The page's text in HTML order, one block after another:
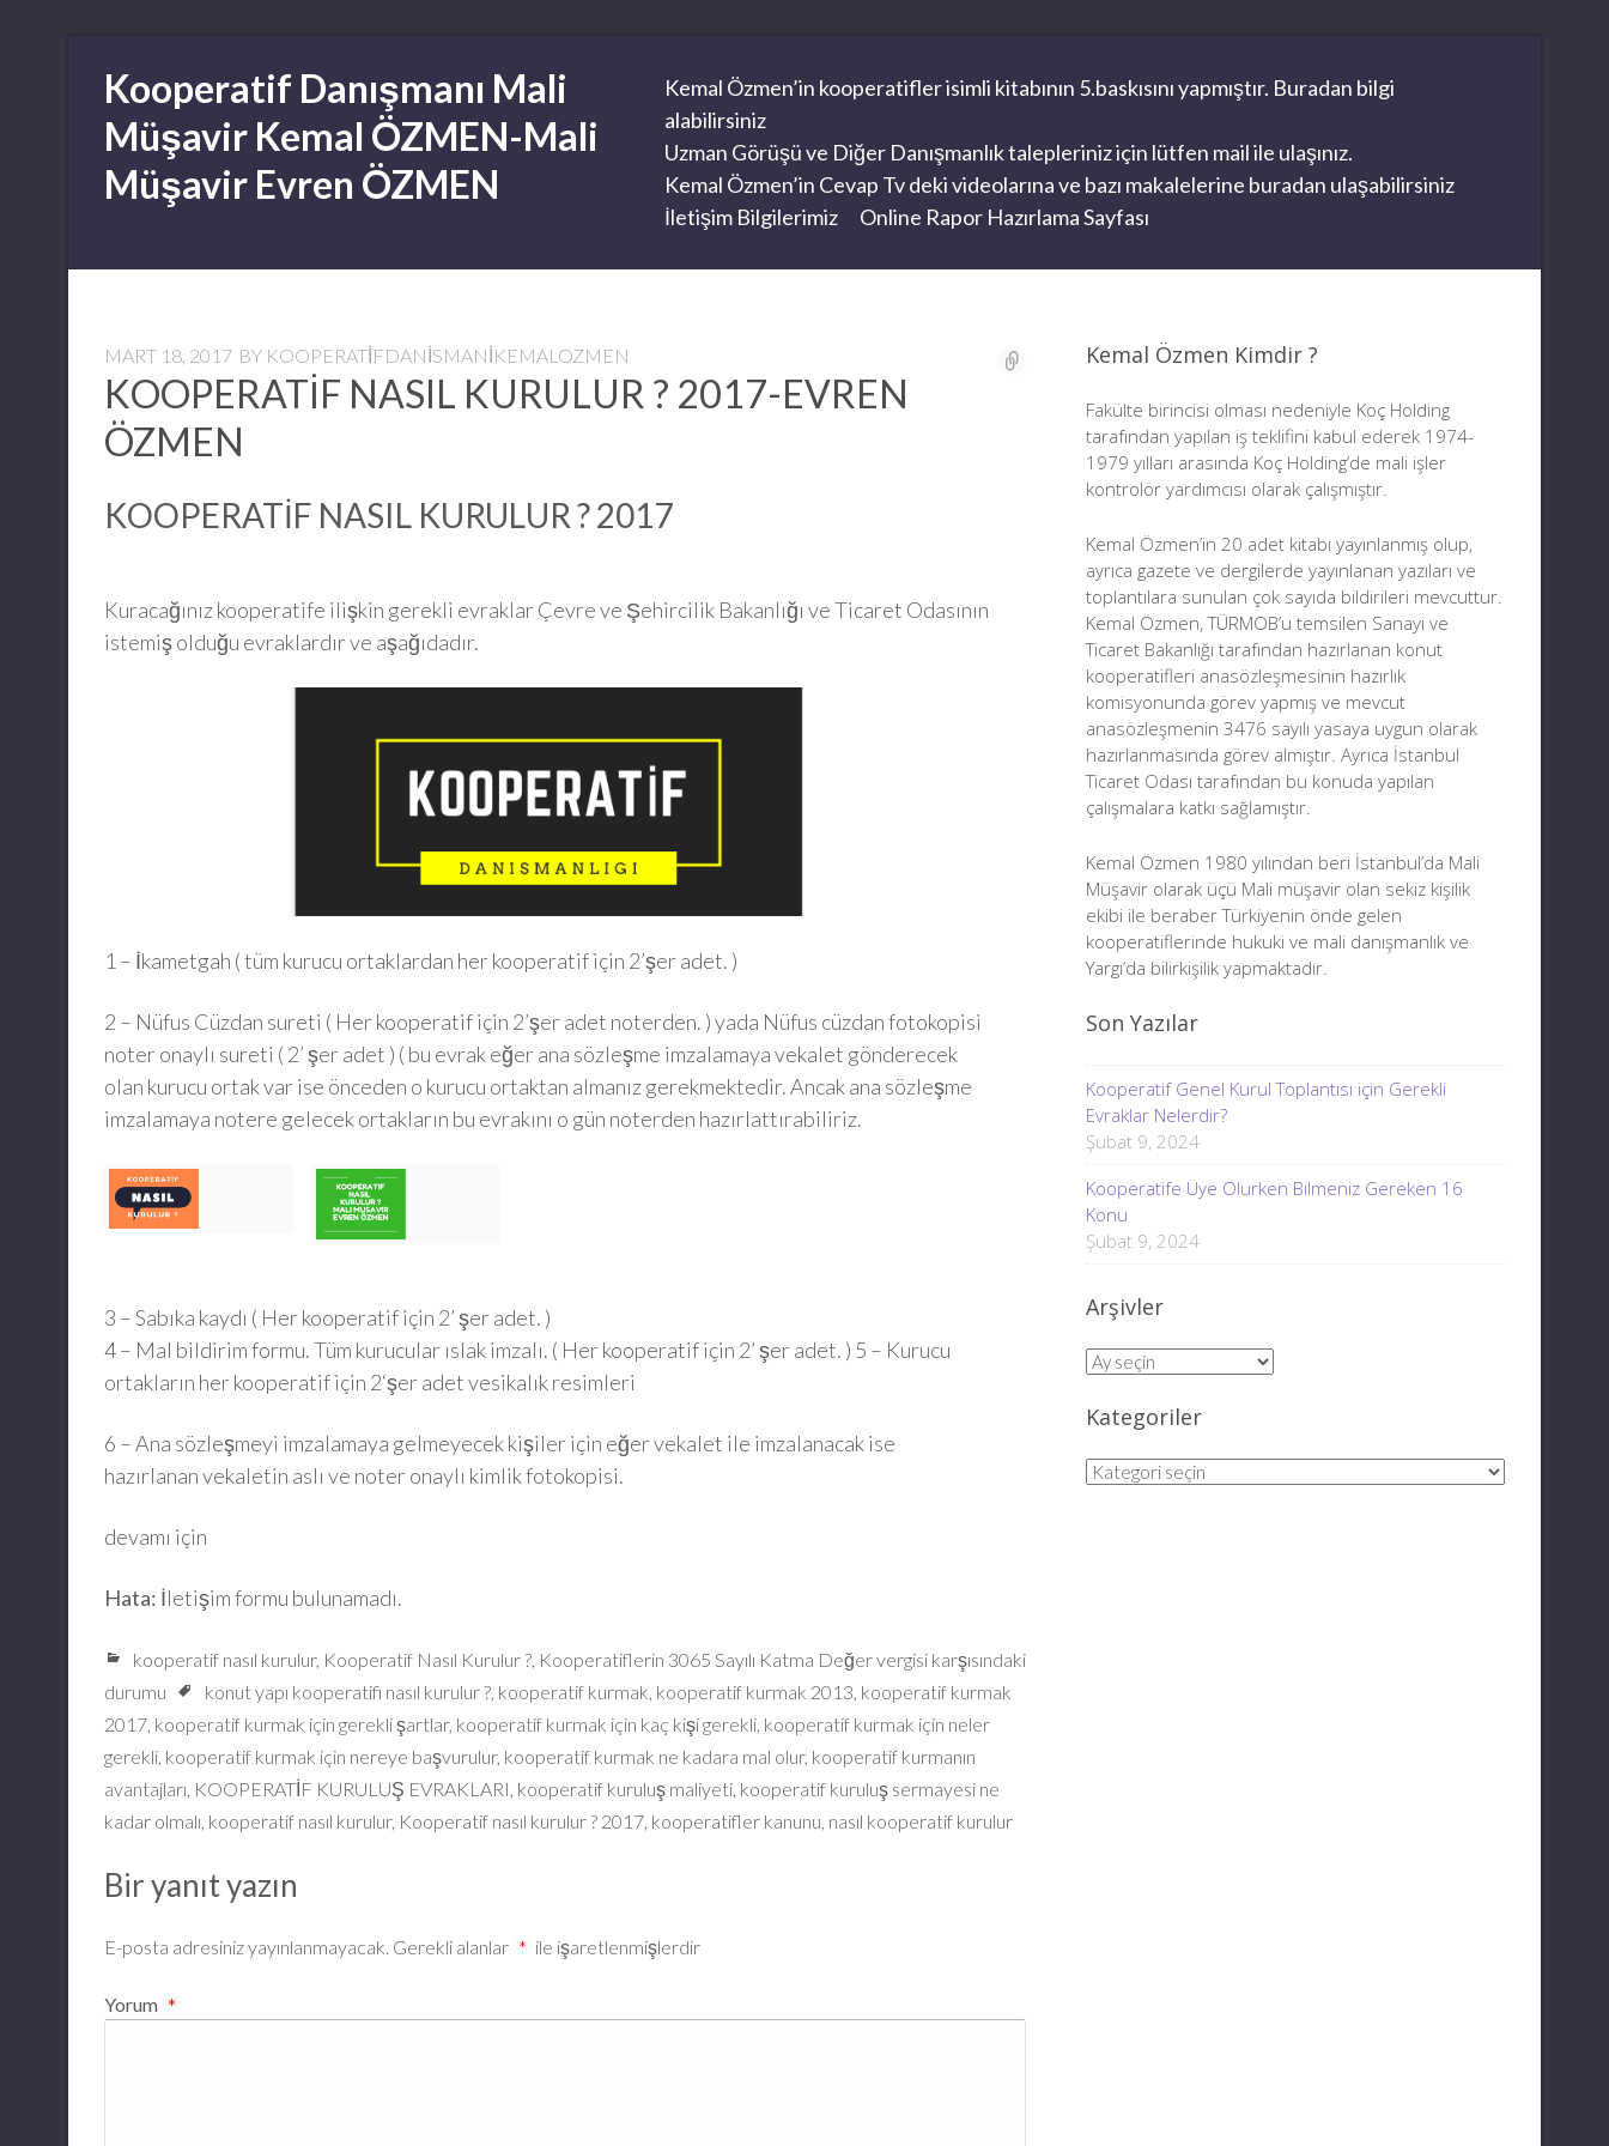
contentKooperatif Danışmanı Mali
Müşavir Kemal ÖZMEN-Mali
Müşavir Evren ÖZMEN
Kemal Özmen’in kooperatifler isimli kitabının 5.baskısını yapmıştır. Buradan bilgi
alabilirsiniz
Uzman Görüşü ve Diğer Danışmanlık talepleriniz için lütfen mail ile ulaşınız.
Kemal Özmen’in Cevap Tv deki videolarına ve bazı makalelerine buradan ulaşabilirsiniz
İletişim Bilgilerimiz
Online Rapor Hazırlama Sayfası
MART 18, 2017 BY KOOPERATIFDANISMANIKEMALOZMEN
KOOPERATİF NASIL KURULUR ? 2017-EVREN
ÖZMEN
KOOPERATİF NASIL KURULUR ? 2017
Kuracağınız kooperatife ilişkin gerekli evraklar Çevre ve Şehircilik Bakanlığı ve Ticaret Odasının
istemiş olduğu evraklardır ve aşağıdadır.
1 – İkametgah ( tüm kurucu ortaklardan her kooperatif için 2’şer adet. )
2 – Nüfus Cüzdan sureti ( Her kooperatif için 2’şer adet noterden. ) yada Nüfus cüzdan fotokopisi
noter onaylı sureti ( 2’ şer adet ) ( bu evrak eğer ana sözleşme imzalamaya vekalet gönderecek
olan kurucu ortak var ise önceden o kurucu ortaktan almanız gerekmektedir. Ancak ana sözleşme
imzalamaya notere gelecek ortakların bu evrakını o gün noterden hazırlattırabiliriz.
3 – Sabıka kaydı ( Her kooperatif için 2’ şer adet. )
4 – Mal bildirim formu. Tüm kurucular ıslak imzalı. ( Her kooperatif için 2’ şer adet. ) 5 – Kurucu
ortakların her kooperatif için 2‘şer adet vesikalık resimleri
6 – Ana sözleşmeyi imzalamaya gelmeyecek kişiler için eğer vekalet ile imzalanacak ise
hazırlanan vekaletin aslı ve noter onaylı kimlik fotokopisi.
devamı için
Hata: İletişim formu bulunamadı.
kooperatif nasıl kurulur, Kooperatif Nasıl Kurulur ?, Kooperatiflerin 3065 Sayılı Katma Değer vergisi karşısındaki
durumu
konut yapı kooperatifi nasıl kurulur ?, kooperatif kurmak, kooperatif kurmak 2013, kooperatif kurmak
2017, kooperatif kurmak için gerekli şartlar, kooperatif kurmak için kaç kişi gerekli, kooperatif kurmak için neler
gerekli, kooperatif kurmak için nereye başvurulur, kooperatif kurmak ne kadara mal olur, kooperatif kurmanın
avantajları, KOOPERATİF KURULUŞ EVRAKLARI, kooperatif kuruluş maliyeti, kooperatif kuruluş sermayesi ne
kadar olmalı, kooperatif nasıl kurulur, Kooperatif nasıl kurulur ? 2017, kooperatifler kanunu, nasıl kooperatif kurulur
Bir yanıt yazın
E-posta adresiniz yayınlanmayacak. Gerekli alanlar * ile işaretlenmişlerdir
Yorum *
Kemal Özmen Kimdir ?
Fakülte birincisi olması nedeniyle Koç Holding
tarafından yapılan iş teklifini kabul ederek 1974-
1979 yılları arasında Koç Holding’de mali işler
kontrolör yardımcısı olarak çalışmıştır.
Kemal Özmen’in 20 adet kitabı yayınlanmış olup,
ayrıca gazete ve dergilerde yayınlanan yazıları ve
toplantılara sunulan çok sayıda bildirileri mevcuttur.
Kemal Özmen, TÜRMOB’u temsilen Sanayi ve
Ticaret Bakanlığı tarafından hazırlanan konut
kooperatifleri anasözleşmesinin hazırlık
komisyonunda görev yapmış ve mevcut
anasözleşmenin 3476 sayılı yasaya uygun olarak
hazırlanmasında görev almıştır. Ayrıca İstanbul
Ticaret Odası tarafından bu konuda yapılan
çalışmalara katkı sağlamıştır.
Kemal Özmen 1980 yılından beri İstanbul’da Mali
Müşavir olarak üçü Mali müşavir olan sekiz kişilik
ekibi ile beraber Türkiyenin önde gelen
kooperatiflerinde hukuki ve mali danışmanlık ve
Yargı’da bilirkişilik yapmaktadır.
Son Yazılar
Kooperatif Genel Kurul Toplantısı için Gerekli
Evraklar Nelerdir?
Şubat 9, 2024
Kooperatife Üye Olurken Bilmeniz Gereken 16
Konu
Şubat 9, 2024
Arşivler
Arşivler
Kategoriler
Kategoriler